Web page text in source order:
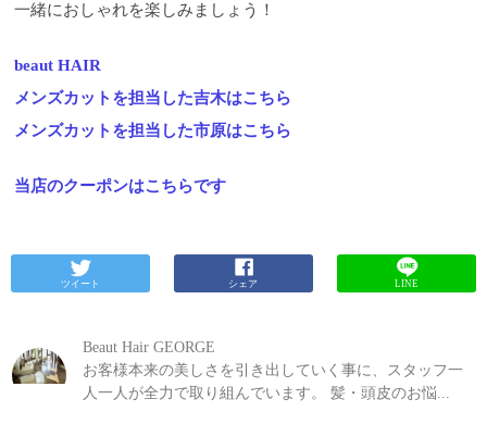
一緒におしゃれを楽しみましょう！
beaut HAIR
メンズカットを担当した吉木はこちら
メンズカットを担当した市原はこちら
当店のクーポンはこちらです
ツイート シェア LINE
Beaut Hair GEORGE
お客様本来の美しさを引き出していく事に、スタッフ一
人一人が全力で取り組んでいます。 髪・頭皮のお悩...